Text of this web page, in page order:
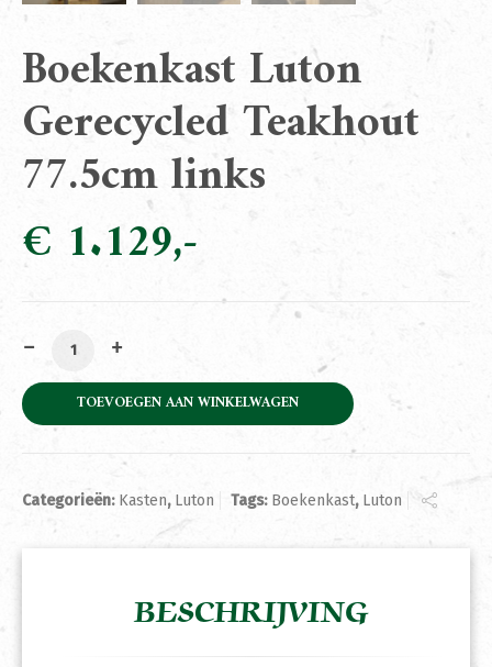
Boekenkast Luton
Gerecycled Teakhout
77.5cm links
€ 1.129
Boekenkast Luton Gerecycled Teakhout 77.5cm links
TOEVOEGEN AAN WINKELWAGEN
Categorieën: Kasten, Luton Tags: Boekenkast, Luton
BESCHRIJVING